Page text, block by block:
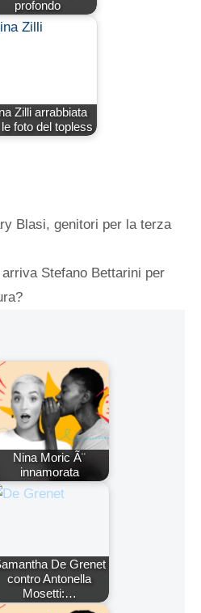
profondo
Zilli arrabbiata
foto del topless
Blasi, genitori per la terza
Stefano Bettarini per
Nina Moric Ã¨
innamorata
De Grenet
contro Antonella
Mosetti:…